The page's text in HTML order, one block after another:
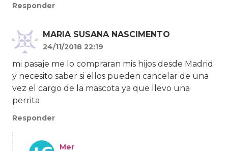
Responder
MARIA SUSANA NASCIMENTO
24/11/2018 22:19
mi pasaje me lo compraran mis hijos desde Madrid
y necesito saber si ellos pueden cancelar de una
vez el cargo de la mascota ya que llevo una
perrita
Responder
Mer